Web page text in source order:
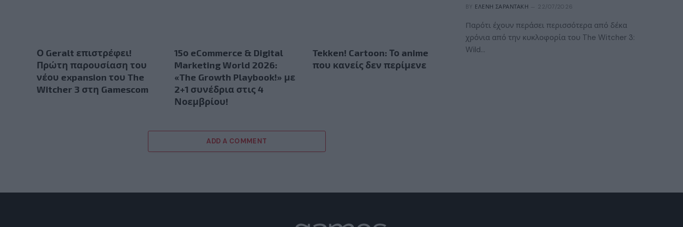
Ο Geralt επιστρέφει!
Πρώτη παρουσίαση του
νέου expansion του The
Witcher 3 στη Gamescom
15ο eCommerce & Digital
Marketing World 2026:
«The Growth Playbook!» με
2+1 συνέδρια στις 4
Νοεμβρίου!
Tekken! Cartoon: Το anime
που κανείς δεν περίμενε
ADD A COMMENT
BY ΕΛΈΝΗ ΣΑΡΑΝΤΆΚΗ 22/07/2026
Παρότι έχουν περάσει περισσότερα από δέκα
χρόνια από την κυκλοφορία του The Witcher 3:
Wild…